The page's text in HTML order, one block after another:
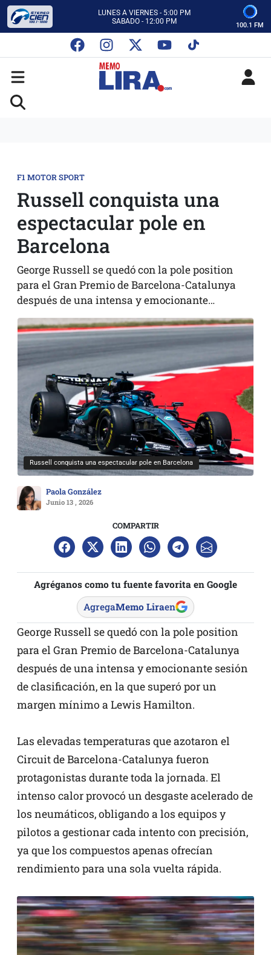
LUNES A VIERNES - 5:00 PM
SABADO - 12:00 PM
CON MEMO LIRA Y SU EQUIPO
LUNES A VIERNES - 5:00 PM
SABADO - 12:00 PM
100.1 FM
F1 MOTOR SPORT
Russell conquista una
espectacular pole en
Barcelona
George Russell se quedó con la pole position
para el Gran Premio de Barcelona-Catalunya
después de una intensa y emocionante…
Russell conquista una espectacular pole en Barcelona
Paola González
Junio 13 , 2026
COMPARTIR
Agréganos como tu fuente favorita en Google
AgregaMemo Liraen
George Russell se quedó con la pole position
para el Gran Premio de Barcelona-Catalunya
después de una intensa y emocionante sesión
de clasificación, en la que superó por un
margen mínimo a Lewis Hamilton.
Las elevadas temperaturas que azotaron el
Circuit de Barcelona-Catalunya fueron
protagonistas durante toda la jornada. El
intenso calor provocó un desgaste acelerado de
los neumáticos, obligando a los equipos y
pilotos a gestionar cada intento con precisión,
ya que los compuestos apenas ofrecían
rendimiento para una sola vuelta rápida.